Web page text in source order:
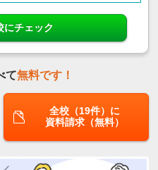
にチェック
て無料です！
全校（19件）に
資料請求（無料）